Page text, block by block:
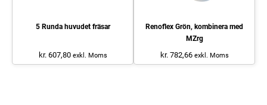
5 Runda huvudet fräsar
kr. 607,80 exkl. Moms
Renoflex Grön, kombinera med
MZrg
kr. 782,66 exkl. Moms